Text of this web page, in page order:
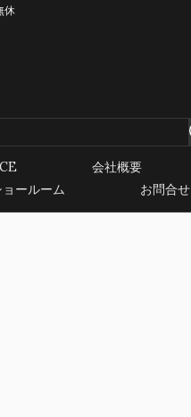
休
会社概要
ョールーム
お問合せ